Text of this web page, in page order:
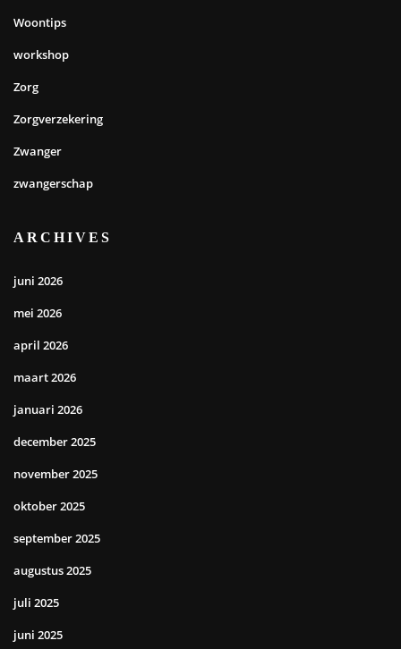
Woontips
workshop
Zorg
Zorgverzekering
Zwanger
zwangerschap
ARCHIVES
juni 2026
mei 2026
april 2026
maart 2026
januari 2026
december 2025
november 2025
oktober 2025
september 2025
augustus 2025
juli 2025
juni 2025